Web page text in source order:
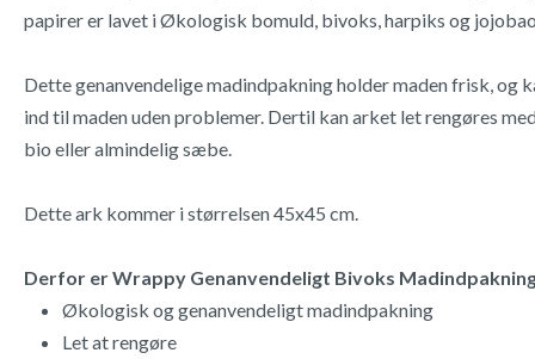
papirer er lavet i Økologisk bomuld, bivoks, harpiks og
Dette genanvendelige madindpakning holder maden frisk,
ind til maden uden problemer. Dertil kan arket let rengøres
bio eller almindelig sæbe.
Dette ark kommer i størrelsen 45x45 cm.
Derfor er Wrappy Genanvendeligt Bivoks
Økologisk og genanvendeligt madindpakning
Let at rengøre